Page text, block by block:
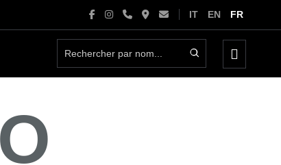
IT EN FR
basculer
le